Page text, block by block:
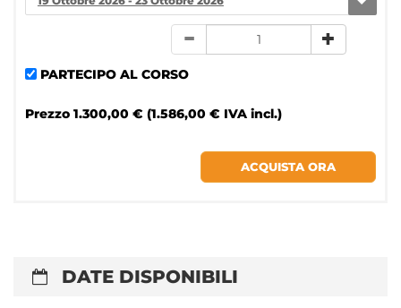
PARTECIPO AL CORSO
Prezzo 1.300,00 € (1.586,00 € IVA incl.)
DATE DISPONIBILI